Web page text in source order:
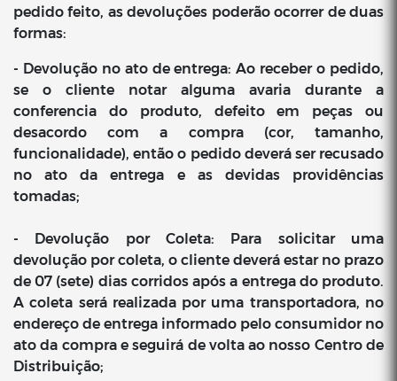
pedido feito, as devoluções poderão ocorrer de duas
formas:
- Devolução no ato de entrega: Ao receber o pedido,
se o cliente notar alguma avaria durante a
conferencia do produto, defeito em peças ou
desacordo com a compra (cor, tamanho,
funcionalidade), então o pedido deverá ser recusado
no ato da entrega e as devidas providências
tomadas;
- Devolução por Coleta: Para solicitar uma
devolução por coleta, o cliente deverá estar no prazo
de 07 (sete) dias corridos após a entrega do produto.
A coleta será realizada por uma transportadora, no
endereço de entrega informado pelo consumidor no
ato da compra e seguirá de volta ao nosso Centro de
Distribuição;